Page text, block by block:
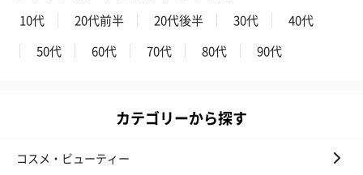
（St.OSMANTHUS）
10代 20代前半 20代後半 30代
40代
50代
60代 70代 80代 90代
カテゴリーから探す
コスメ・ビューティー